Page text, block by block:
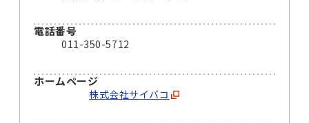
電話番号
011-350-5712
ホームページ
株式会社サイバコ